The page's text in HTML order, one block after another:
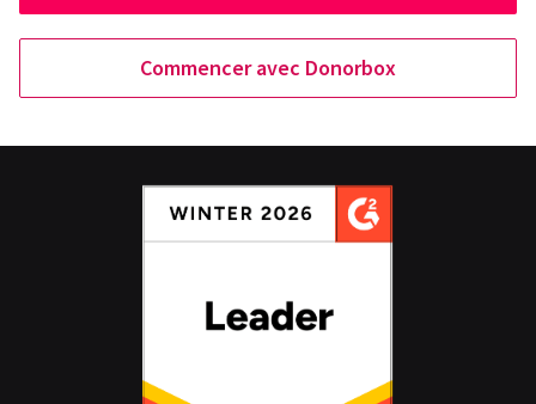
Commencer avec Donorbox